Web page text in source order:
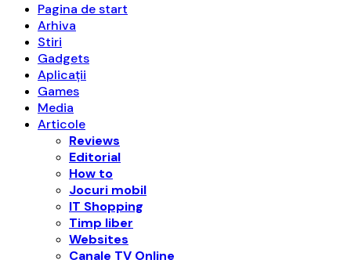
Pagina de start
Arhiva
Stiri
Gadgets
Aplicații
Games
Media
Articole
Reviews
Editorial
How to
Jocuri mobil
IT Shopping
Timp liber
Websites
Canale TV Online